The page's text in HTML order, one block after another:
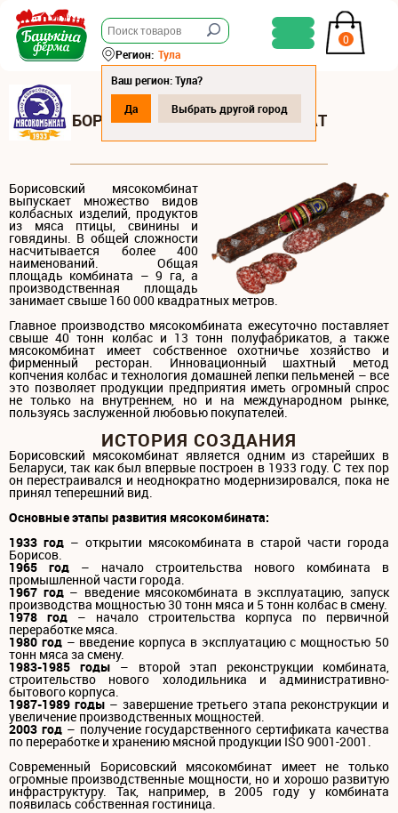
0
Регион: Тула
Ваш регион: Тула?
Да
Выбрать другой город
БОРИСОВСКИЙ МЯСОКОМБИНАТ
Борисовский мясокомбинат
выпускает множество видов
колбасных изделий, продуктов
из мяса птицы, свинины и
говядины. В общей сложности
насчитывается более 400
наименований. Общая
площадь комбината – 9 га, а
производственная площадь
занимает свыше 160 000 квадратных метров.
Главное производство мясокомбината ежесуточно поставляет
свыше 40 тонн колбас и 13 тонн полуфабрикатов, а также
мясокомбинат имеет собственное охотничье хозяйство и
фирменный ресторан. Инновационный шахтный метод
копчения колбас и технология домашней лепки пельменей – все
это позволяет продукции предприятия иметь огромный спрос
не только на внутреннем, но и на международном рынке,
пользуясь заслуженной любовью покупателей.
ИСТОРИЯ СОЗДАНИЯ
Борисовский мясокомбинат является одним из старейших в
Беларуси, так как был впервые построен в 1933 году. С тех пор
он перестраивался и неоднократно модернизировался, пока не
принял теперешний вид.
Основные этапы развития мясокомбината:
1933 год– открытии мясокомбината в старой части города
Борисов.
1965 год – начало строительства нового комбината в
промышленной части города.
1967 год– введение мясокомбината в эксплуатацию, запуск
производства мощностью 30 тонн мяса и 5 тонн колбас в смену.
1978 год – начало строительства корпуса по первичной
переработке мяса.
1980 год– введение корпуса в эксплуатацию с мощностью 50
тонн мяса за смену.
1983-1985 годы – второй этап реконструкции комбината,
строительство нового холодильника и административно-
бытового корпуса.
1987-1989 годы – завершение третьего этапа реконструкции и
увеличение производственных мощностей.
2003 год– получение государственного сертификата качества
по переработке и хранению мясной продукции ISO 9001-2001.
Современный Борисовский мясокомбинат имеет не только
огромные производственные мощности, но и хорошо развитую
инфраструктуру. Так, например, в 2005 году у комбината
появилась собственная гостиница.